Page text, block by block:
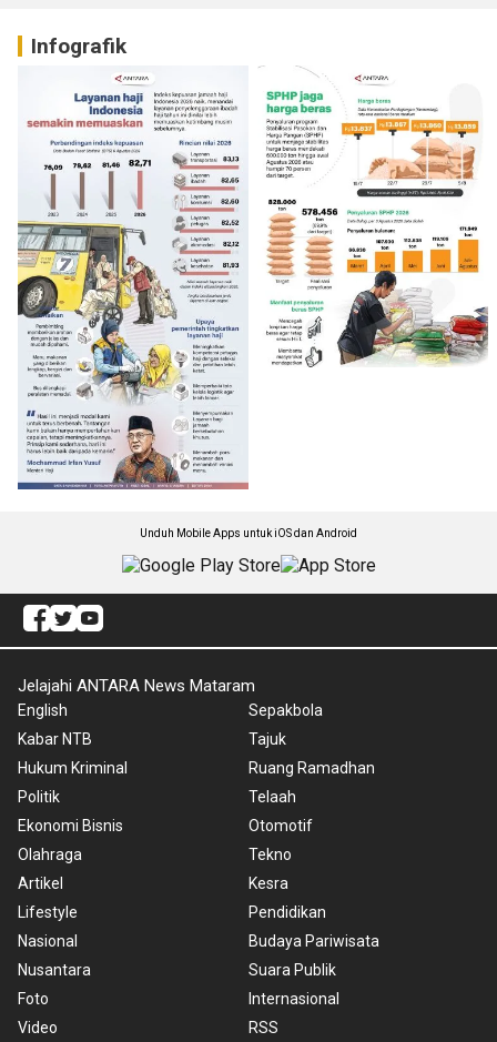
Infografik
Unduh Mobile Apps untuk iOS dan Android
Jelajahi ANTARA News Mataram
English
Kabar NTB
Hukum Kriminal
Politik
Ekonomi Bisnis
Olahraga
Artikel
Lifestyle
Nasional
Nusantara
Foto
Video
Sepakbola
Tajuk
Ruang Ramadhan
Telaah
Otomotif
Tekno
Kesra
Pendidikan
Budaya Pariwisata
Suara Publik
Internasional
RSS